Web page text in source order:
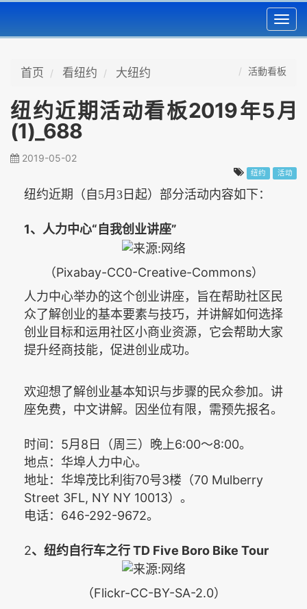
首页 看纽约 大纽约 活動看板
纽约近期活动看板2019年5月
(1)_688
2019-05-02
纽约 活动
纽约近期（自5月3日起）部分活动内容如下：
1、人力中心“ 自我创业讲座”
（Pixabay-CC0-Creative-Commons）
人力中心举办的这个创业讲座，旨在帮助社区民
众了解创业的基本要素与技巧，并讲解如何选择
创业目标和运用社区小商业资源，它会帮助大家
提升经商技能，促进创业成功。
欢迎想了解创业基本知识与步骤的民众参加。讲
座免费，中文讲解。因坐位有限，需预先报名。
时间： 5月 8 日（周三）晚上6:00～8:00。
地点：华埠人力中心。
地址：华埠茂比利街70号3楼（70 Mulberry
Street 3FL, NY NY 10013）。
电话： 646-292-9672。
2、 纽约自行车之行 TD Five Boro Bike Tour
（Flickr-CC-BY-SA-2.0）